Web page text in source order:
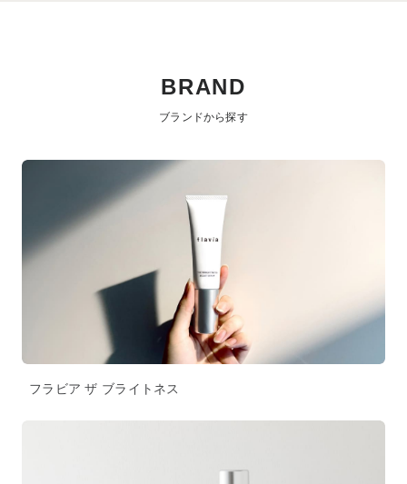
BRAND
ブランドから探す
フラビア ザ ブライトネス